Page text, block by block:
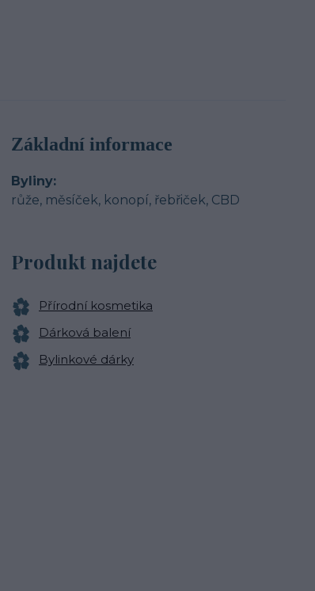
Základní informace
Byliny
růže, měsíček, konopí, řebřiček, CBD
Produkt najdete
Přírodní kosmetika
Dárková balení
Bylinkové dárky